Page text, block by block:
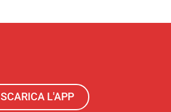
SCARICA L'APP